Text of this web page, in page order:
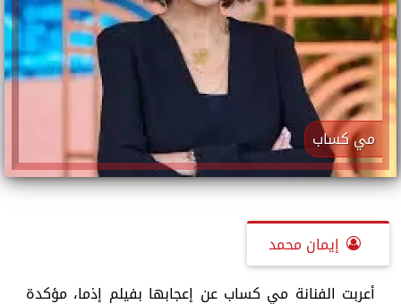
مي كساب
إيمان محمد
أعربت الفنانة مي كساب عن إعجابها بفيلم إذما، مؤكدة